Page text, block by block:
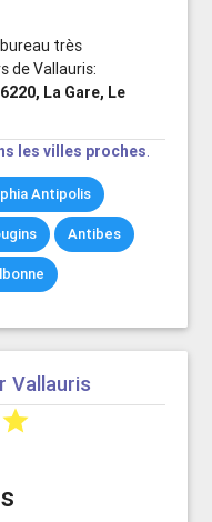
très
de Vallauris:
La Gare, Le
les villes proches.
Antipolis
Antibes
Vallauris
star